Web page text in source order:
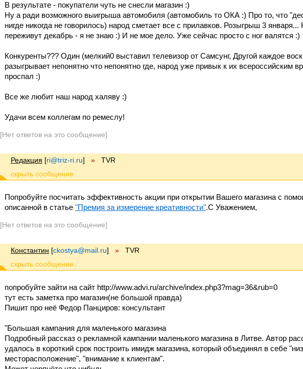
В результате - покупатели чуть не снесли магазин :)
Ну а ради возможного выигрыша автомобиля (автомобиль то ОКА :) Про то, что
нигде никогда не говорилось) народ сметает все с прилавков. Розыгрыш 3
переживут декабрь - я не знаю :) И не мое дело. Уже сейчас просто с ног валятся :)
Конкуренты??? Один (мелкий0 выставил телевизор от Самсунг, Другой каждое
разыгрывает непонятно что непонятно где, народ уже привык к их всероссийским
проспал :)
Все же любит наш народ халяву :)
Удачи всем коллегам по ремеслу!
[Нет ответов на это сообщение]
Редакция [ri@triz-ri.ru] » TVR
Попробуйте посчитать эффективность акции при открытии Вашего магазина с
описанной в статье "Премия за измерение креативности".С Уважением,
[Нет ответов на это сообщение]
Константин [ckostya@mail.ru] » TVR
попробуйте зайти на сайт http://www.advi.ru/archive/index.php3?mag=36&rub=0
тут есть заметка про магазин(не большой правда)
Пишит про неё Федор Панциров: консультант
"Большая кампания для маленького магазина
Подробный рассказ о рекламной кампании маленького магазина в Литве. Автор
удалось в короткий срок построить имидж магазина, который объединял в себе
месторасположение", "внимание к клиентам".